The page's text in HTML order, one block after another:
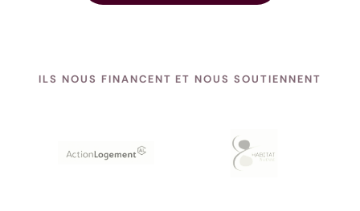
ILS NOUS FINANCENT ET NOUS SOUTIENNENT